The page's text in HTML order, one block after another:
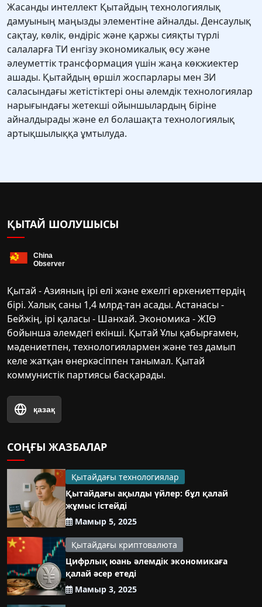
Жасанды интеллект Қытайдың технологиялық
дамуының маңызды элементіне айналды. Денсаулық
сақтау, көлік, өндіріс және қаржы сияқты түрлі
салаларға ТИ енгізу экономикалық өсу және
әлеуметтік трансформация үшін жаңа көкжиектер
ашады. Қытайдың өршіл жоспарлары мен ЗИ
саласындағы жетістіктері оны әлемдік технологиялар
нарығындағы жетекші ойыншылардың біріне
айналдырады және ел болашақта технологиялық
артықшылыққа ұмтылуда.
ҚЫТАЙ ШОЛУШЫСЫ
Қытай - Азияның ірі елі және ежелгі өркениеттердің
бірі. Халық саны 1,4 млрд-тан асады. Астанасы -
Бейжің, ірі қаласы - Шанхай. Экономика - ЖІӨ
бойынша әлемдегі екінші. Қытай Ұлы қабырғамен,
мәдениетпен, технологиялармен және тез дамып
келе жатқан өнеркәсіппен танымал. Қытай
коммунистік партиясы басқарады.
қазақ
СОҢҒЫ ЖАЗБАЛАР
Қытайдағы технологиялар
Қытайдағы ақылды үйлер: бұл қалай
жұмыс істейді
Мамыр 5, 2025
Қытайдағы криптовалюта
Цифрлық юань әлемдік экономикаға
қалай әсер етеді
Мамыр 3, 2025